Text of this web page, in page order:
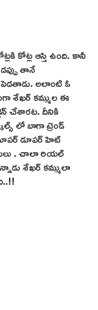
కోట్ల ఆస్తి ఉంది. కానీ
తానే
పెడతాడు. అలాంటి ఓ
శేఖర్ కమ్ముల ఈ
చేశారట. దీనికి
లో బాగా ట్రెండ్
డూపర్ హిట్
. చాలా రియల్
శేఖర్ కమ్ములా